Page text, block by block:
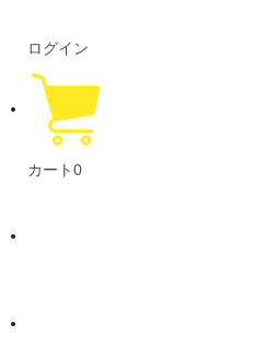
ログイン
カート0